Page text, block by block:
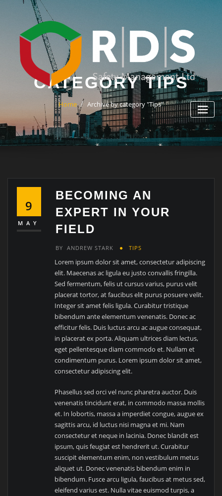
CATEGORY TIPS
Home Archive by category "Tips"
9
MAY
BECOMING AN
EXPERT IN YOUR
FIELD
BY ANDREW STARK TIPS
Lorem ipsum dolor sit amet, consectetur adipiscing
elit. Maecenas ac ligula eu justo convallis fringilla.
Sed fermentum, felis ut cursus varius, purus velit
placerat tortor, at faucibus elit purus posuere velit.
Integer sit amet felis ligula. Curabitur tristique
bibendum ante elementum venenatis. Donec ac
efficitur felis. Duis luctus arcu ac augue consequat,
in placerat ex porta. Aliquam ultrices diam lectus,
eget pellentesque diam commodo et. Nullam et
condimentum purus. Lorem ipsum dolor sit amet,
consectetur adipiscing elit.
Phasellus sed orci vel nunc pharetra auctor. Duis
venenatis tincidunt erat, in commodo massa mollis
et. In lobortis, massa a imperdiet congue, augue ex
sagittis arcu, id luctus nisi magna et mi. Nam
consectetur et neque in lacinia. Donec blandit est
ipsum, quis feugiat est hendrerit ut. Curabitur
suscipit elementum enim, non vestibulum metus
aliquet ut. Donec venenatis bibendum enim in
bibendum. Fusce arcu ligula, faucibus at metus sed,
eleifend varius est. Nulla vitae euismod turpis, a